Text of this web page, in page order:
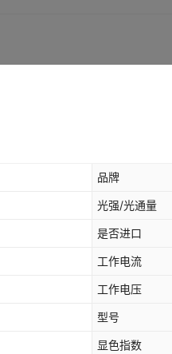
品牌
光强/光通量
是否进口
工作电流
工作电压
型号
显色指数